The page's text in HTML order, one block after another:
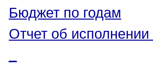
Бюджет по годам
Отчет об